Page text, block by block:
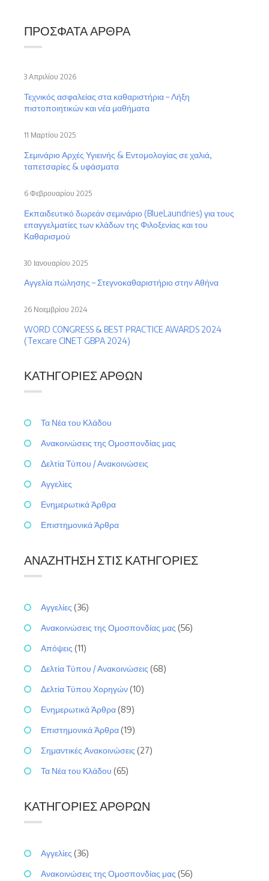
ΠΡΌΣΦΑΤΑ ΆΡΘΡΑ
Τεχνικός ασφαλείας στα καθαριστήρια – Λήξη
πιστοποιητικών και νέα μαθήματα
3 Απριλίου 2026
Σεμινάριο Αρχές Υγιεινής & Εντομολογίας σε χαλιά,
ταπετσαρίες & υφάσματα
11 Μαρτίου 2025
Εκπαιδευτικό δωρεάν σεμινάριο (BlueLaundries) για τους
επαγγελματίες των κλάδων της Φιλοξενίας και του
Καθαρισμού
6 Φεβρουαρίου 2025
Αγγελία πώλησης – Στεγνοκαθαριστήριο στην Αθήνα
30 Ιανουαρίου 2025
WORD CONGRESS & BEST PRACTICE AWARDS 2024
(Texcare CINET GBPA 2024)
26 Νοεμβρίου 2024
ΚΑΤΗΓΟΡΊΕΣ ΆΡΘΩΝ
Τα Νέα του Κλάδου
Ανακοινώσεις της Ομοσπονδίας μας
Δελτία Τύπου / Ανακοινώσεις
Αγγελίες
Ενημερωτικά Άρθρα
Επιστημονικά Άρθρα
ΑΝΑΖΉΤΗΣΗ ΣΤΙΣ ΚΑΤΗΓΟΡΊΕΣ
Αγγελίες (36)
Ανακοινώσεις της Ομοσπονδίας μας (56)
Απόψεις (11)
Δελτία Τύπου / Ανακοινώσεις (68)
Δελτία Τύπου Χορηγών (10)
Ενημερωτικά Άρθρα (89)
Επιστημονικά Άρθρα (19)
Σημαντικές Ανακοινώσεις (27)
Τα Νέα του Κλάδου (65)
ΚΑΤΗΓΟΡΊΕΣ ΆΡΘΡΩΝ
Αγγελίες (36)
Ανακοινώσεις της Ομοσπονδίας μας (56)